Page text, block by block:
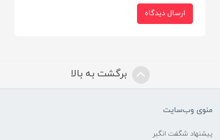
ارسال دیدگاه
برگشت به بالا
منوی وب‌سایت
پیشنهاد شگفت انگیر